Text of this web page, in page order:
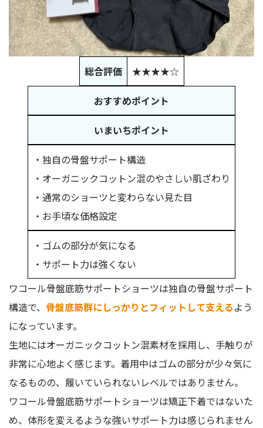
総合評価 ★★★★☆
おすすめポイント
いまいちポイント
・独自の骨盤サポート構造
・オーガニックコットン混のやさしい肌ざわり
・通常のショーツと変わらない見た目
・お手頃な価格設定
・ゴムの部分が気になる
・サポート力は強くない
ワコール骨盤底筋サポートショーツは独自の骨盤サポート
構造で、 骨盤底筋群にしっかりとフィットして支えるよう
になっています。
生地にはオーガニックコットン混素材を採用し、手触りが
非常に心地よく感じます。着用中はゴムの部分が少々気に
なるものの、履いていられないレベルではありません。
ワコール骨盤底筋サポートショーツは矯正下着ではないた
め、体形を変えるような強いサポート力は感じられません